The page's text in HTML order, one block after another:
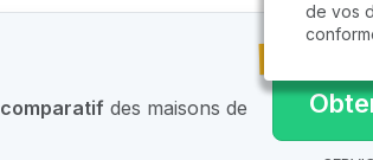
comparatifdes maisons de
de vos